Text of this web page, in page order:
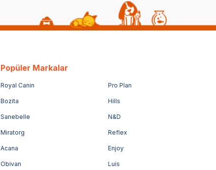
Popüler Markalar
Royal Canin Pro Plan
Bozita Hills
Sanebelle N&D
Miratorg Reflex
Acana Enjoy
Obivan Luis